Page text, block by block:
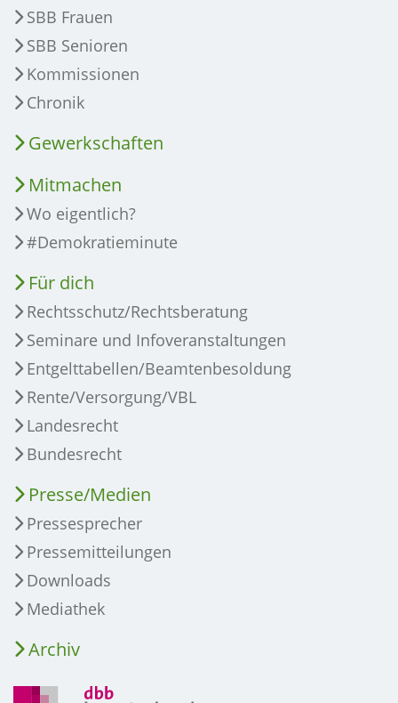
SBB Frauen
SBB Senioren
Kommissionen
Chronik
Gewerkschaften
Mitmachen
Wo eigentlich?
#Demokratieminute
Für dich
Rechtsschutz/Rechtsberatung
Seminare und Infoveranstaltungen
Entgelttabellen/Beamtenbesoldung
Rente/Versorgung/VBL
Landesrecht
Bundesrecht
Presse/Medien
Pressesprecher
Pressemitteilungen
Downloads
Mediathek
Archiv